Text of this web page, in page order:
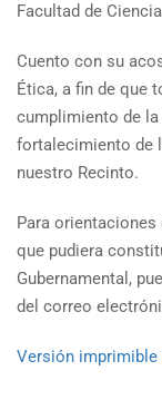
Facultad de
Cuento con su
Ética, a fin de que
cumplimiento de la
fortalecimiento de
nuestro Recinto.
Para
que pudiera
Gubernamental,
del correo
Versión imprimible